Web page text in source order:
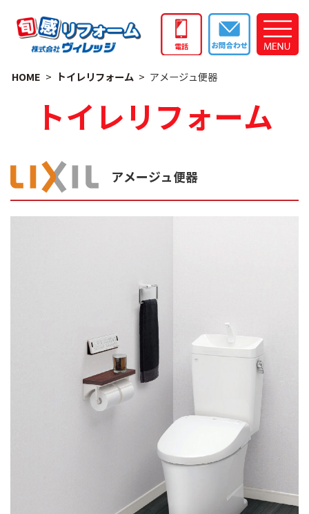
HOME トイレリフォーム アメージュ便器
トイレリフォーム
アメージュ便器